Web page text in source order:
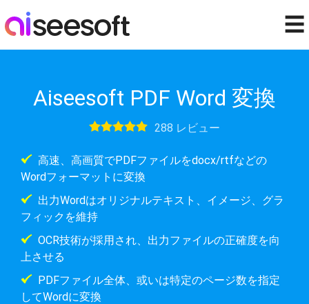
☰
Aiseesoft PDF Word 変換
288 レビュー
高速、高画質でPDFファイルをdocx/rtfなどの
Wordフォーマットに変換
出力Wordはオリジナルテキスト、イメージ、グラ
フィックを維持
OCR技術が採用され、出力ファイルの正確度を向
上させる
PDFファイル全体、或いは特定のページ数を指定
してWordに変換